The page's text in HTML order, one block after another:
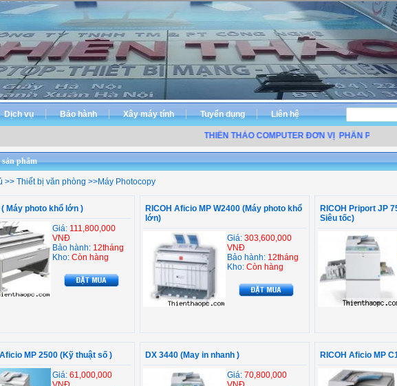
Dịch vụ Bảo hành Xây máy tính Tuyển dụng Liên hệ
THIÊN THẢO COMPUTER ĐƠN VỊ PHÂN PHỐI
phẩm
>> Thiết bị văn phòng >>Máy Photocopy
( Máy photo khổ lớn )
Giá: 111,800,000
VNĐ
Bảo hành: 12tháng
Kho: Còn hàng
RICOH Aficio MP W2400 (Máy photo khổ
lớn)
Giá: 303,600,000
VNĐ
Bảo hành: 12tháng
Kho: Còn hàng
RICOH Priport JP
Siêu tốc)
MP 2500 (Kỹ thuật số )
Giá: 61,000,000
DX 3440 (May in nhanh )
Giá: 70,800,000
RICOH Aficio MP